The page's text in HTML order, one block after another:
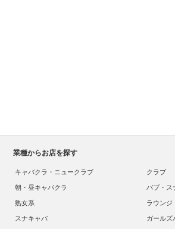
業種からお店を探す
キャバクラ・ニュークラブ
クラブ
朝・昼キャバクラ
パブ・ス
熟女系
ラウンジ
スナキャバ
ガールズ